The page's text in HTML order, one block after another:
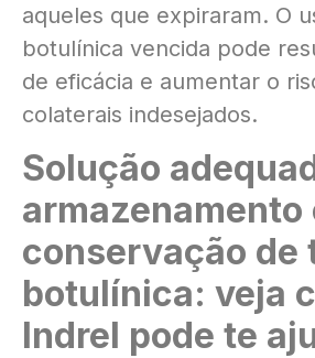
aqueles que expiraram. O
botulínica vencida pode
de eficácia e aumentar o
colaterais indesejados.
Solução
armazenamento
conservação de
botulínica: veja
Indrel pode te